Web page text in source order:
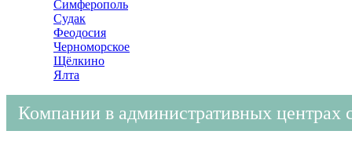
Симферополь
Судак
Феодосия
Черноморское
Щёлкино
Ялта
Компании в административных центрах